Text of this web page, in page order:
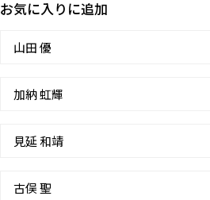
お気に入りに追加
山田 優
加納 虹輝
見延 和靖
古俣 聖